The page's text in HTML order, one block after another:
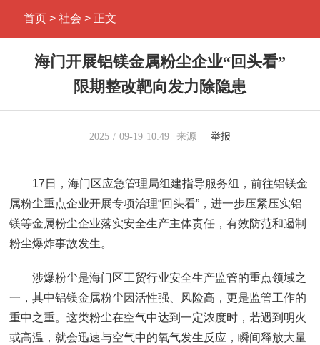
首页 > 社会 > 正文
海门开展铝镁金属粉尘企业“回头看”
限期整改靶向发力除隐患
2025 09-19 10:49 来源 举报
17日，海门区应急管理局组建指导服务组，前往铝镁金
属粉尘重点企业开展专项治理“回头看”，进一步压紧压实铝
镁等金属粉尘企业落实安全生产主体责任，有效防范和遏制
粉尘爆炸事故发生。
涉爆粉尘是海门区工贸行业安全生产监管的重点领域之
一，其中铝镁金属粉尘因活性强、风险高，更是监管工作的
重中之重。这类粉尘在空气中达到一定浓度时，若遇到明火
或高温，就会迅速与空气中的氧气发生反应，瞬间释放大量